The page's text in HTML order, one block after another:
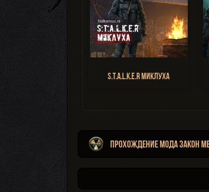
S.T.A.L.K.E.R Миклуха
Прохождение мода Закон